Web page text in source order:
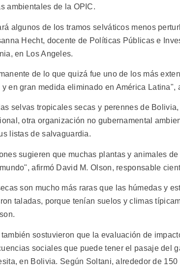
ambientales de la OPIC.
algunos de los tramos selváticos menos
Hecht, docente de Políticas Públicas e
en Los Angeles.
de lo que quizá fue uno de los más
en gran medida eliminado en América Latina",
selvas tropicales secas y perennes de
otra organización no gubernamental
listas de salvaguardia.
sugieren que muchas plantas y animales
afirmó David M. Olson, responsable
son mucho más raras que las húmedas y
taladas, porque tenían suelos y climas
sostuvieron que la evaluación de
sociales que puede tener el pasaje del
en Bolivia. Según Soltani, alrededor de